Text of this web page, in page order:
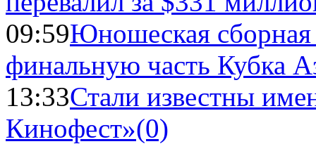
09:59Юношеская
финальную часть Кубка
13:33Стали известны
Кинофест»(0)